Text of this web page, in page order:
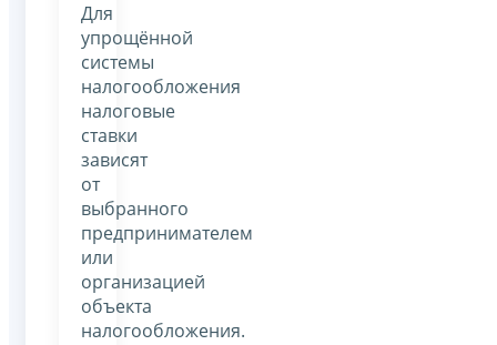
Для
упрощённой
системы
налогообложения
налоговые
ставки
зависят
от
выбранного
предпринимателем
или
организацией
объекта
налогообложения.